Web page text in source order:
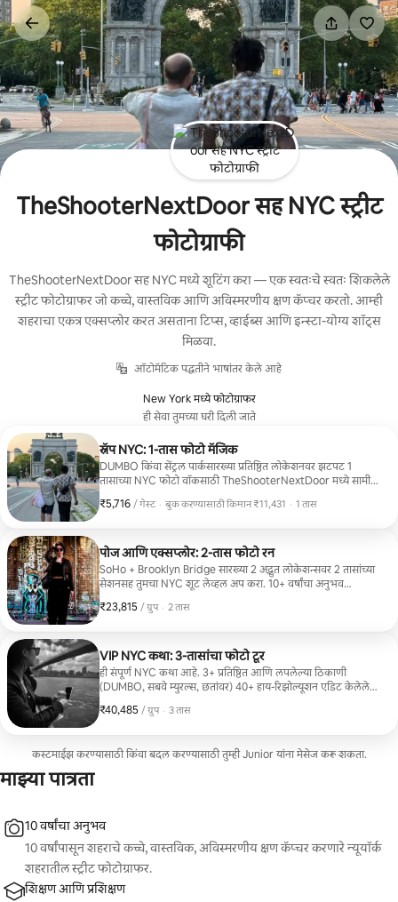
कंटेंटवर
जा
TheShooterNextDoor सह NYC स्ट्रीट
फोटोग्राफी
TheShooterNextDoor सह NYC मध्ये शूटिंग करा — एक स्वतःचे स्वतः शिकलेले
स्ट्रीट फोटोग्राफर जो कच्चे, वास्तविक आणि अविस्मरणीय क्षण कॅप्चर करतो. आम्ही
शहराचा एकत्र एक्सप्लोर करत असताना टिप्स, व्हाईब्स आणि इन्स्टा-योग्य शॉट्स
मिळवा.
ऑटोमॅटिक पद्धतीने भाषांतर केले आहे
New York मध्ये फोटोग्राफर
ही सेवा तुमच्या घरी दिली जाते
स्नॅप NYC: 1-तास फोटो मॅजिक
DUMBO किंवा सेंट्रल पार्कसारख्या प्रतिष्ठित लोकेशनवर झटपट 1
तासाच्या NYC फोटो वॉकसाठी TheShooterNextDoor मध्ये सामील
प्रो पोझिंग टिप्स मिळतील. वेगवान, स्टाईलिश शॉट्स हवे असलेल्या
करा!
₹5,716 / गेस्ट
₹5,716 प्रति गेस्ट· बुक करण्यासाठी किमान ₹11,431
, · 1 तास
पोज आणि एक्सप्लोर: 2-तास फोटो रन
SoHo + Brooklyn Bridge सारख्या 2 अद्भुत लोकेशन्सवर 2 तासांच्या
सेशनसह तुमचा NYC शूट लेव्हल अप करा. 10+ वर्षांचा अनुभव
फोटो, आऊटफिट बदल आणि क्रिएटिव्ह पोझिंग मार्गदर्शन मिळवा.
₹23,815 / ग्रुप
₹23,815, प्रति ग्रुप
, · 2 तास
VIP NYC कथा: 3-तासांचा फोटो टूर
ही संपूर्ण NYC कथा आहे. 3+ प्रतिष्ठित आणि लपलेल्या ठिकाणी
(DUMBO, सबवे म्युरल्स, छतांवर) 40+ हाय-रिझोल्यूशन एडिट केलेले
प्रो पोजिंग समाविष्ट आहे. वैयक्तिक ब्रँड्स, जोडप्यांसाठी किंवा
₹40,485 / ग्रुप
₹40,485, प्रति ग्रुप
, · 3 तास
कस्टमाईझ करण्यासाठी किंवा बदल करण्यासाठी तुम्ही Junior यांना मेसेज करू शकता.
माझ्या पात्रता
10 वर्षांचा अनुभव
10 वर्षांपासून शहराचे कच्चे, वास्तविक, अविस्मरणीय क्षण कॅप्चर करणारे न्यूयॉर्क
शहरातील स्ट्रीट फोटोग्राफर.
शिक्षण आणि प्रशिक्षण